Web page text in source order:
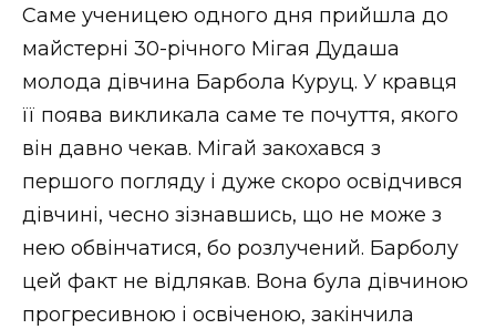
Саме ученицею одного дня прийшла до
майстерні 30-річного Мігая Дудаша
молода дівчина Барбола Куруц. У кравця
її поява викликала саме те почуття, якого
він давно чекав. Мігай закохався з
першого погляду і дуже скоро освідчився
дівчині, чесно зізнавшись, що не може з
нею обвінчатися, бо розлучений. Барболу
цей факт не відлякав. Вона була дівчиною
прогресивною і освіченою, закінчила